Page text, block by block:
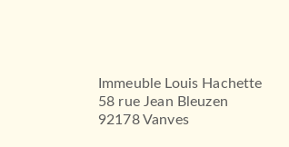
Immeuble Louis Hachette
58 rue Jean Bleuzen
92178 Vanves